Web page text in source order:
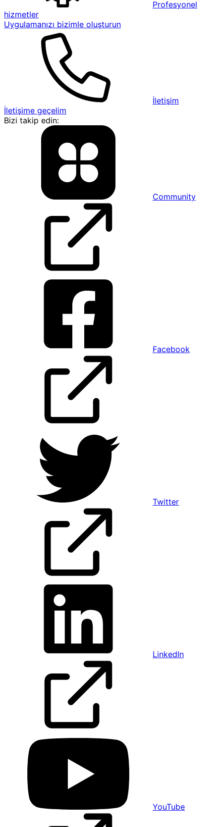
Profesyonel
hizmetler
Uygulamanızı bizimle oluşturun
İletişim
İletişime geçelim
Bizi takip edin:
Community
Facebook
Twitter
LinkedIn
YouTube